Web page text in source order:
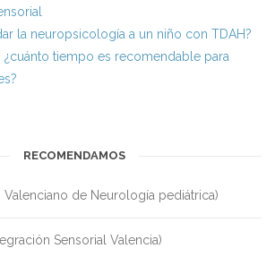
la neuropsicología a un niño con TDAH?
¿cuánto tiempo es recomendable para
RECOMENDAMOS
Valenciano de Neurología pediátrica)
Sensorial Valencia)